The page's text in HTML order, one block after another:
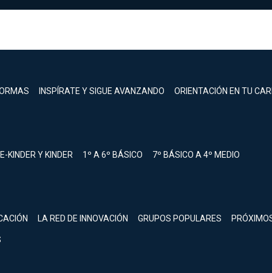
INSPÍRATE Y SIGUE AVANZANDO ORIENTACIÓN EN TU
KINDER Y KINDER 1º A 6º BÁSICO 7º BÁSICO A 4º MEDIO
LA RED DE INNOVACIÓN GRUPOS POPULARES
Inicia sesión.